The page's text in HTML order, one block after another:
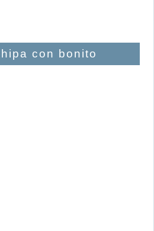
con bonito